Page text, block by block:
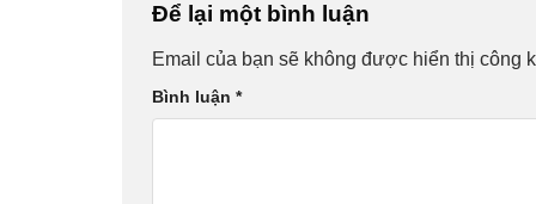
Để lại một bình luận
Email của bạn sẽ không được hiển thị công
Bình luận *